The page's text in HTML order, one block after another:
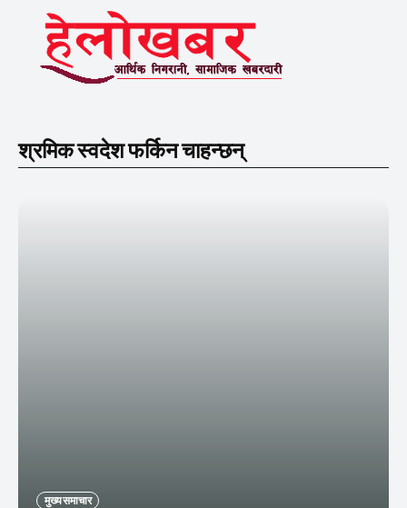
श्रमिक स्वदेश फर्किन चाहन्छन्
मुख्य समाचार